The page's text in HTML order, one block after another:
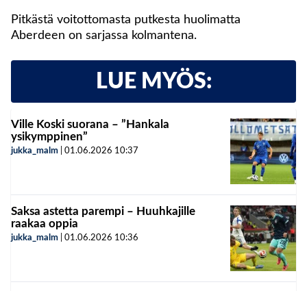
Pitkästä voitottomasta putkesta huolimatta
Aberdeen on sarjassa kolmantena.
LUE MYÖS:
Ville Koski suorana – ”Hankala
ysikymppinen”
jukka_malm 01.06.2026 10:37
Saksa astetta parempi – Huuhkajille
raakaa oppia
jukka_malm 01.06.2026 10:36